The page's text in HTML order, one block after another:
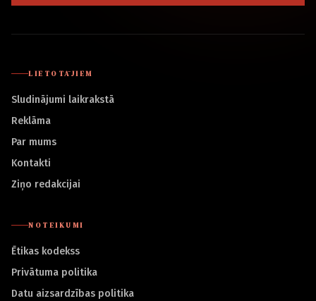
LIETOTĀJIEM
Sludinājumi laikrakstā
Reklāma
Par mums
Kontakti
Ziņo redakcijai
NOTEIKUMI
Ētikas kodekss
Privātuma politika
Datu aizsardzības politika